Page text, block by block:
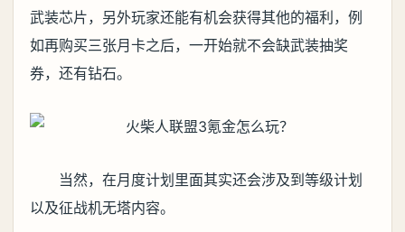
武装芯片，另外玩家还能有机会获得其他的福利，例
如再购买三张月卡之后，一开始就不会缺武装抽奖
券，还有钻石。
当然，在月度计划里面其实还会涉及到等级计划
以及征战机无塔内容。